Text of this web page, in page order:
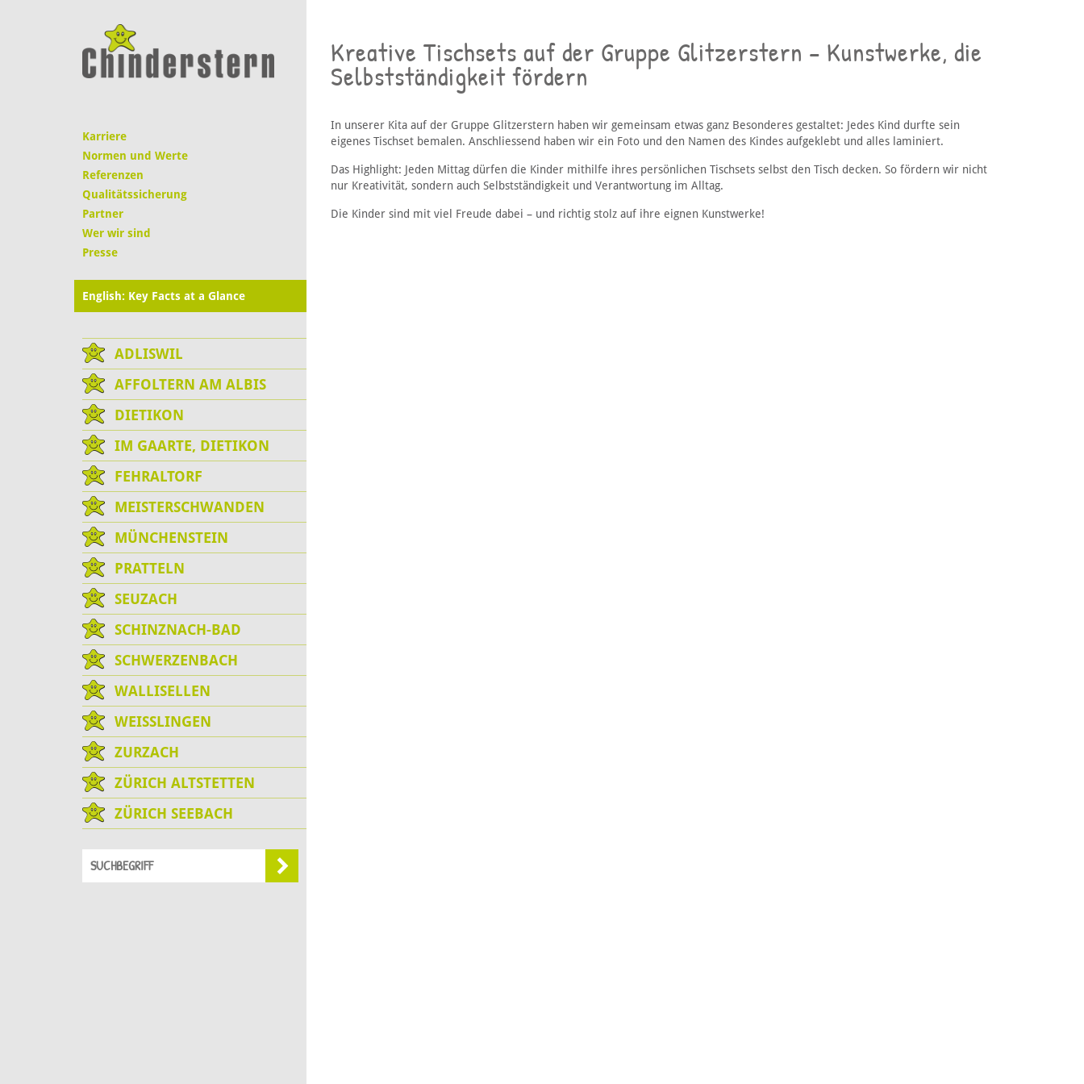
Karriere
Normen und Werte
Referenzen
Qualitätssicherung
Partner
Wer wir sind
Presse
English: Key Facts at a Glance
ADLISWIL
AFFOLTERN AM ALBIS
DIETIKON
IM GAARTE, DIETIKON
FEHRALTORF
MEISTERSCHWANDEN
MÜNCHENSTEIN
PRATTELN
SEUZACH
SCHINZNACH-BAD
SCHWERZENBACH
WALLISELLEN
WEISSLINGEN
ZURZACH
ZÜRICH ALTSTETTEN
ZÜRICH SEEBACH
Kreative Tischsets auf der Gruppe Glitzerstern – Kunstwerke, die
Selbstständigkeit fördern
In unserer Kita auf der Gruppe Glitzerstern haben wir gemeinsam etwas ganz Besonderes gestaltet: Jedes Kind durfte sein
eigenes Tischset bemalen. Anschliessend haben wir ein Foto und den Namen des Kindes aufgeklebt und alles laminiert.
Das Highlight: Jeden Mittag dürfen die Kinder mithilfe ihres persönlichen Tischsets selbst den Tisch decken. So fördern wir nicht
nur Kreativität, sondern auch Selbstständigkeit und Verantwortung im Alltag.
Die Kinder sind mit viel Freude dabei – und richtig stolz auf ihre eignen Kunstwerke!